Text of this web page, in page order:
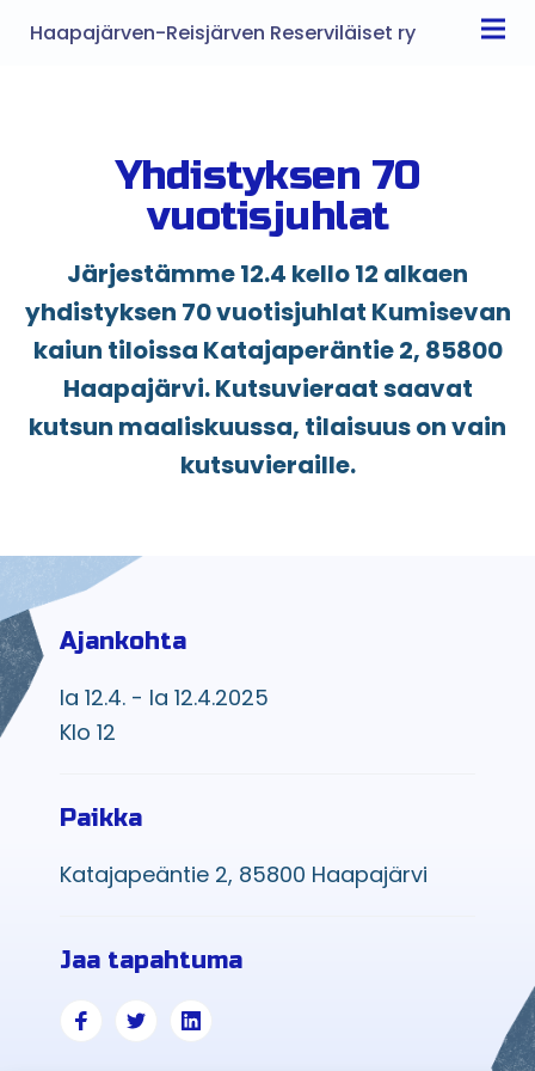
Haapajärven-Reisjärven Reserviläiset ry
Yhdistyksen 70
vuotisjuhlat
Järjestämme 12.4 kello 12 alkaen
yhdistyksen 70 vuotisjuhlat Kumisevan
kaiun tiloissa Katajaperäntie 2, 85800
Haapajärvi. Kutsuvieraat saavat
kutsun maaliskuussa, tilaisuus on vain
kutsuvieraille.
Ajankohta
la 12.4. - la 12.4.2025
Klo 12
Paikka
Katajapeäntie 2, 85800 Haapajärvi
Jaa tapahtuma